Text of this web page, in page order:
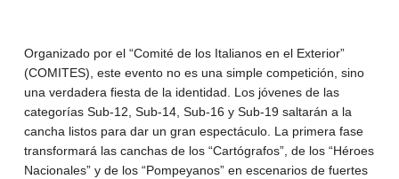
Organizado por el “Comité de los Italianos en el Exterior”
(COMITES), este evento no es una simple competición, sino
una verdadera fiesta de la identidad. Los jóvenes de las
categorías Sub-12, Sub-14, Sub-16 y Sub-19 saltarán a la
cancha listos para dar un gran espectáculo. La primera fase
transformará las canchas de los “Cartógrafos”, de los “Héroes
Nacionales” y de los “Pompeyanos” en escenarios de fuertes